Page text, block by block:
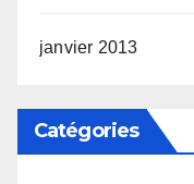
janvier 2013
Catégories